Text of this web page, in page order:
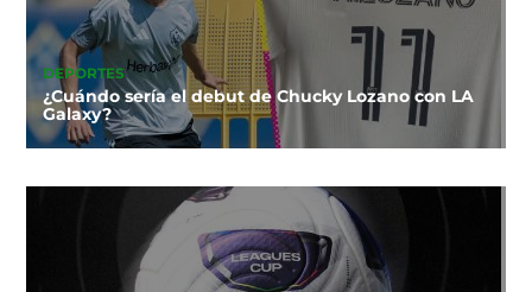
DEPORTES
¿Cuándo sería el debut de Chucky Lozano con LA
Galaxy?